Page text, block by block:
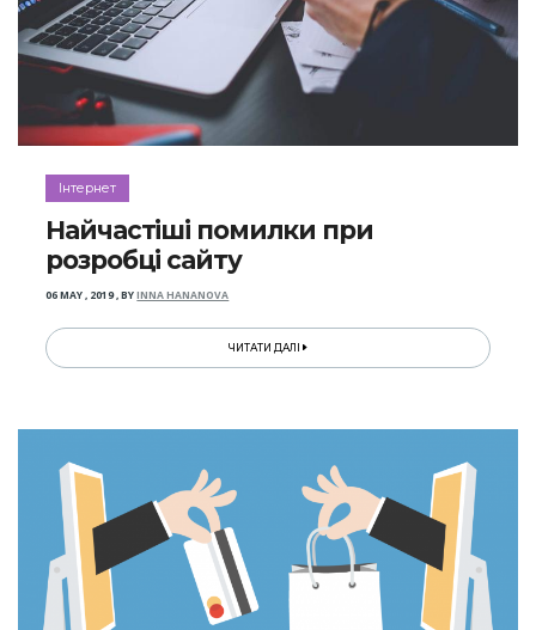
Інтернет
Найчастіші помилки при
розробці сайту
06 MAY , 2019,BYINNA HANANOVA
ЧИТАТИ ДАЛІ